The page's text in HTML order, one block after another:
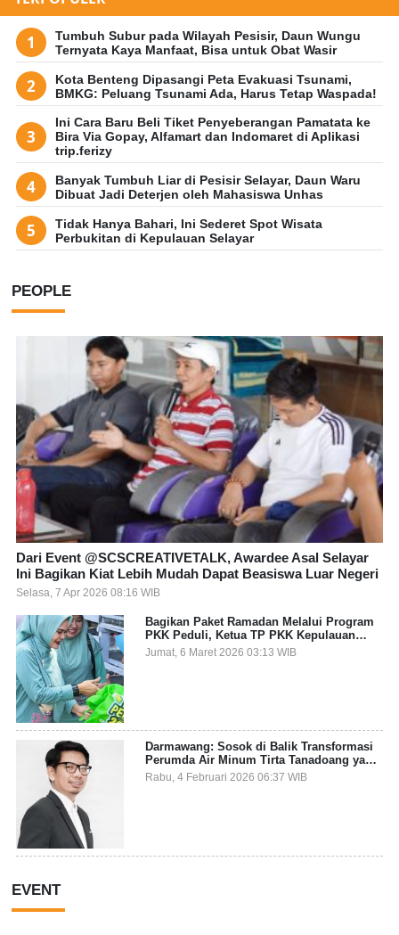
Tumbuh Subur pada Wilayah Pesisir, Daun Wungu
Ternyata Kaya Manfaat, Bisa untuk Obat Wasir
Kota Benteng Dipasangi Peta Evakuasi Tsunami,
BMKG: Peluang Tsunami Ada, Harus Tetap Waspada!
Ini Cara Baru Beli Tiket Penyeberangan Pamatata ke
Bira Via Gopay, Alfamart dan Indomaret di Aplikasi
trip.ferizy
Banyak Tumbuh Liar di Pesisir Selayar, Daun Waru
Dibuat Jadi Deterjen oleh Mahasiswa Unhas
Tidak Hanya Bahari, Ini Sederet Spot Wisata
Perbukitan di Kepulauan Selayar
PEOPLE
Dari Event @SCSCREATIVETALK, Awardee Asal Selayar
Ini Bagikan Kiat Lebih Mudah Dapat Beasiswa Luar Negeri
Selasa, 7 Apr 2026 08:16 WIB
Bagikan Paket Ramadan Melalui Program
PKK Peduli, Ketua TP PKK Kepulauan
Selayar: Puasa Adalah Ajang Melatih
Kepekaan Sosial
Jumat, 6 Maret 2026 03:13 WIB
Darmawang: Sosok di Balik Transformasi
Perumda Air Minum Tirta Tanadoang yang
Makin Inovatif
Rabu, 4 Februari 2026 06:37 WIB
EVENT